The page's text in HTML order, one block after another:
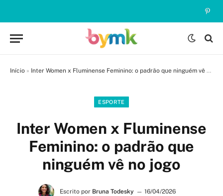
Início » Inter Women x Fluminense Feminino: o padrão que ninguém vê no jogo
ESPORTE
Inter Women x Fluminense
Feminino: o padrão que
ninguém vê no jogo
Escrito por Bruna Todesky
16/04/2026